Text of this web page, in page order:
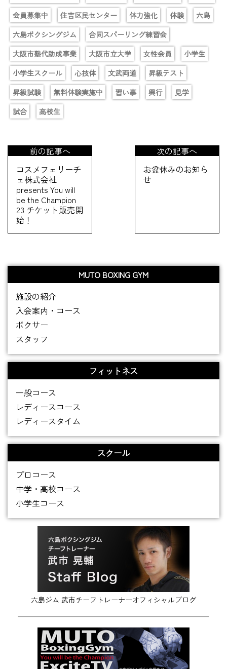
会員募集中
住吉区民センター 体力強化 体験
六島
六島ボクシングジム
合同スパーリング練習会
大阪市塾代助成事業
大阪市立大学 女性会員
小学生
小学生スクール
心技体 文武両道
昇級テスト
昇級試験
無料体験実施中 習い事 興行
見学
試合
高校生
前の記事へ
コスメフェリーチ
ェ株式会社
presents You will
be the Champion
23 チケット販売開
始！
次の記事へ
お盆休みのお知ら
せ
MUTO BOXING GYM
施設の紹介
入会案内・コース
ボクサー
スタッフ
フィットネス
一般コース
レディースコース
レディースタイム
スクール
プロコース
中学・高校コース
小学生コース
六島ジム 武市チーフトレーナーオフィシャルブログ